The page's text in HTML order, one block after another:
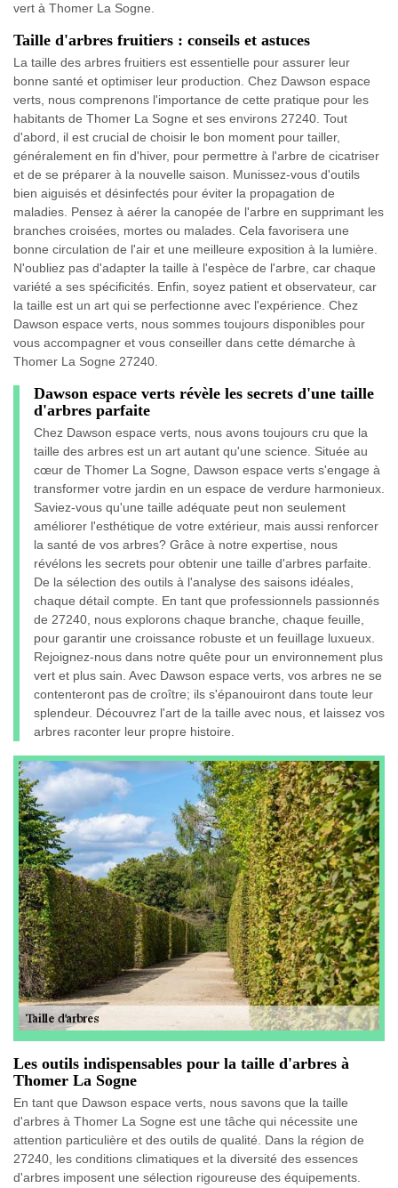
vert à Thomer La Sogne.
Taille d'arbres fruitiers : conseils et astuces
La taille des arbres fruitiers est essentielle pour assurer leur
bonne santé et optimiser leur production. Chez Dawson espace
verts, nous comprenons l'importance de cette pratique pour les
habitants de Thomer La Sogne et ses environs 27240. Tout
d'abord, il est crucial de choisir le bon moment pour tailler,
généralement en fin d'hiver, pour permettre à l'arbre de cicatriser
et de se préparer à la nouvelle saison. Munissez-vous d'outils
bien aiguisés et désinfectés pour éviter la propagation de
maladies. Pensez à aérer la canopée de l'arbre en supprimant les
branches croisées, mortes ou malades. Cela favorisera une
bonne circulation de l'air et une meilleure exposition à la lumière.
N'oubliez pas d'adapter la taille à l'espèce de l'arbre, car chaque
variété a ses spécificités. Enfin, soyez patient et observateur, car
la taille est un art qui se perfectionne avec l'expérience. Chez
Dawson espace verts, nous sommes toujours disponibles pour
vous accompagner et vous conseiller dans cette démarche à
Thomer La Sogne 27240.
Dawson espace verts révèle les secrets d'une taille
d'arbres parfaite
Chez Dawson espace verts, nous avons toujours cru que la
taille des arbres est un art autant qu'une science. Située au
cœur de Thomer La Sogne, Dawson espace verts s'engage à
transformer votre jardin en un espace de verdure harmonieux.
Saviez-vous qu'une taille adéquate peut non seulement
améliorer l'esthétique de votre extérieur, mais aussi renforcer
la santé de vos arbres? Grâce à notre expertise, nous
révélons les secrets pour obtenir une taille d'arbres parfaite.
De la sélection des outils à l'analyse des saisons idéales,
chaque détail compte. En tant que professionnels passionnés
de 27240, nous explorons chaque branche, chaque feuille,
pour garantir une croissance robuste et un feuillage luxueux.
Rejoignez-nous dans notre quête pour un environnement plus
vert et plus sain. Avec Dawson espace verts, vos arbres ne se
contenteront pas de croître; ils s'épanouiront dans toute leur
splendeur. Découvrez l'art de la taille avec nous, et laissez vos
arbres raconter leur propre histoire.
Les outils indispensables pour la taille d'arbres à
Thomer La Sogne
En tant que Dawson espace verts, nous savons que la taille
d'arbres à Thomer La Sogne est une tâche qui nécessite une
attention particulière et des outils de qualité. Dans la région de
27240, les conditions climatiques et la diversité des essences
d'arbres imposent une sélection rigoureuse des équipements.